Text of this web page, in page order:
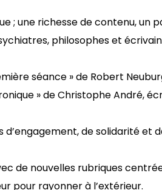
; une richesse de contenu, un
philosophes et
séance » de Robert
» de Christophe André,
d’engagement, de solidarité et
de nouvelles rubriques
pour rayonner à l’extérieur.